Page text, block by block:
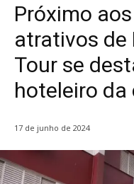
Próximo
atrativos de
Tour se
hoteleiro da
17 de junho de 2024